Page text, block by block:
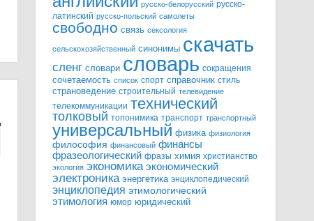
русско-белорусский русско-
латинский русско-польский самолеты
свободно связь сексология
сельскохозяйственный синонимы скачать
сленг словари словарь сокращения
сочетаемость список спорт справочник стиль
страноведение строительный телевидение
телекоммуникации технический
толковый топонимика транспорт транспортный
универсальный физика физиология
философия финансовый финансы
фразеологический фразы химия христианство
экология экономика экономический
электроника энергетика энциклопедический
энциклопедия этимологический
этимология юмор юридический